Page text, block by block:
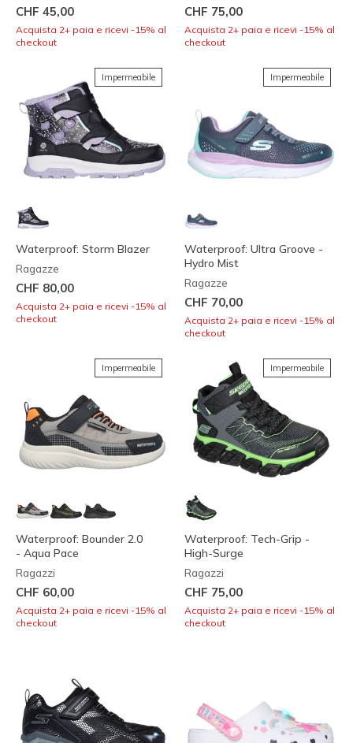
CHF 45,00
Acquista 2+ paia e ricevi -15% al
checkout
CHF 75,00
Acquista 2+ paia e ricevi -15% al
checkout
Impermeabile
Waterproof: Storm Blazer
Ragazze
CHF 80,00
Acquista 2+ paia e ricevi -15% al
checkout
Impermeabile
Waterproof: Ultra Groove -
Hydro Mist
Ragazze
CHF 70,00
Acquista 2+ paia e ricevi -15% al
checkout
Impermeabile
Waterproof: Bounder 2.0
- Aqua Pace
Ragazzi
CHF 60,00
Acquista 2+ paia e ricevi -15% al
checkout
Impermeabile
Waterproof: Tech-Grip -
High-Surge
Ragazzi
CHF 75,00
Acquista 2+ paia e ricevi -15% al
checkout